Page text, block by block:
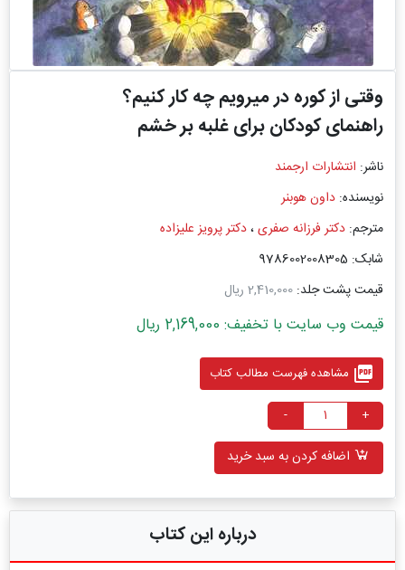
وقتی از کوره در میرویم چه کار کنیم؟
راهنمای کودکان برای غلبه بر خشم
ناشر: انتشارات ارجمند
نویسنده: داون هوبنر
مترجم: دکتر فرزانه صفری،دکتر پرویز علیزاده
شابک: 9786002008305
قیمت پشت جلد: 2,410,000 ریال
قیمت وب سایت با تخفیف: 2,169,000 ریال
picture_as_pdf مشاهده فهرست مطالب کتاب
+
-
اضافه کردن به سبد خرید
درباره این کتاب